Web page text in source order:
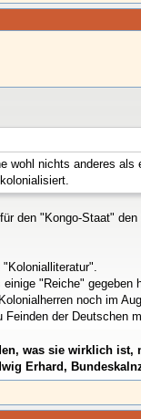
wohl nichts anderes
den "Kongo-Staat"
"Reiche" gegeben
noch im
der Deutschen
was sie wirklich ist,
Erhard,